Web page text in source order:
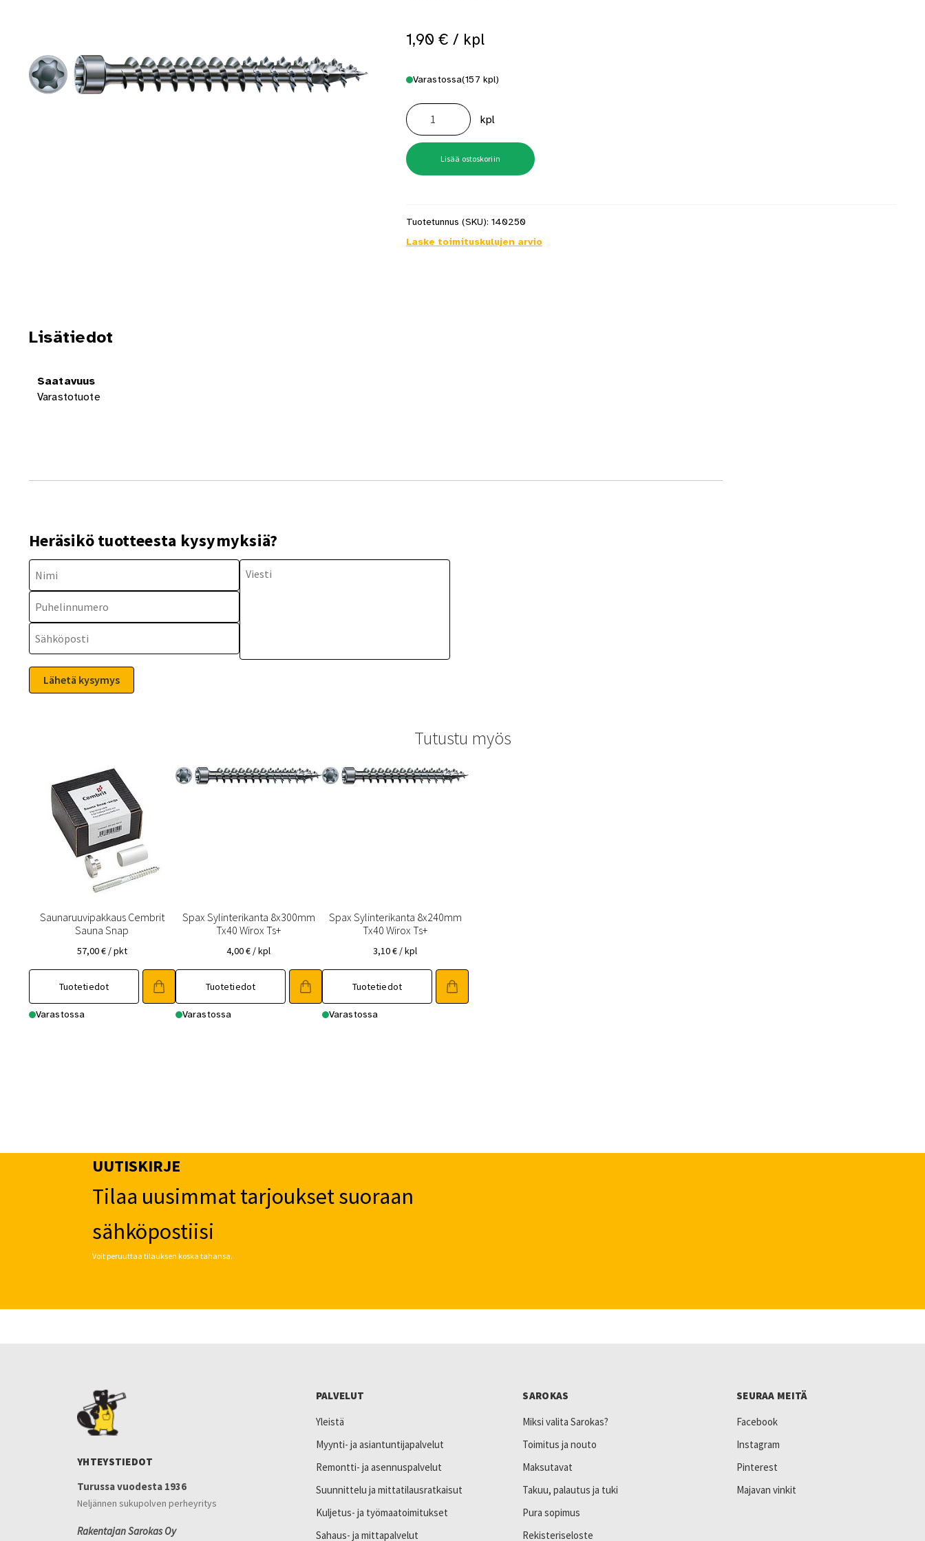
1,90 € / kpl
Varastossa(157 kpl)
Spax
Sylinterikanta
6x200mm
Tx30
Wirox
Ts+
määrä
kpl
Lisää ostoskoriin
Tuotetunnus (SKU): 140250
Laske toimituskulujen arvio
Lisätiedot
Saatavuus
Varastotuote
Heräsikö tuotteesta kysymyksiä?
Tutustu myös
Saunaruuvipakkaus Cembrit
Sauna Snap
57,00€ / pkt
Tuotetiedot
Varastossa
Spax Sylinterikanta 8x300mm
Tx40 Wirox Ts+
4,00€ / kpl
Tuotetiedot
Varastossa
Spax Sylinterikanta 8x240mm
Tx40 Wirox Ts+
3,10€ / kpl
Tuotetiedot
Varastossa
UUTISKIRJE
Tilaa uusimmat tarjoukset suoraan
sähköpostiisi
Voit peruuttaa tilauksen koska tahansa.
YHTEYSTIEDOT
Turussa vuodesta 1936
Neljännen sukupolven perheyritys
Rakentajan Sarokas Oy
PALVELUT
Yleistä
Myynti- ja asiantuntijapalvelut
Remontti- ja asennuspalvelut
Suunnittelu ja mittatilausratkaisut
Kuljetus- ja työmaatoimitukset
Sahaus- ja mittapalvelut
SAROKAS
Miksi valita Sarokas?
Toimitus ja nouto
Maksutavat
Takuu, palautus ja tuki
Pura sopimus
Rekisteriseloste
SEURAA MEITÄ
Facebook
Instagram
Pinterest
Majavan vinkit